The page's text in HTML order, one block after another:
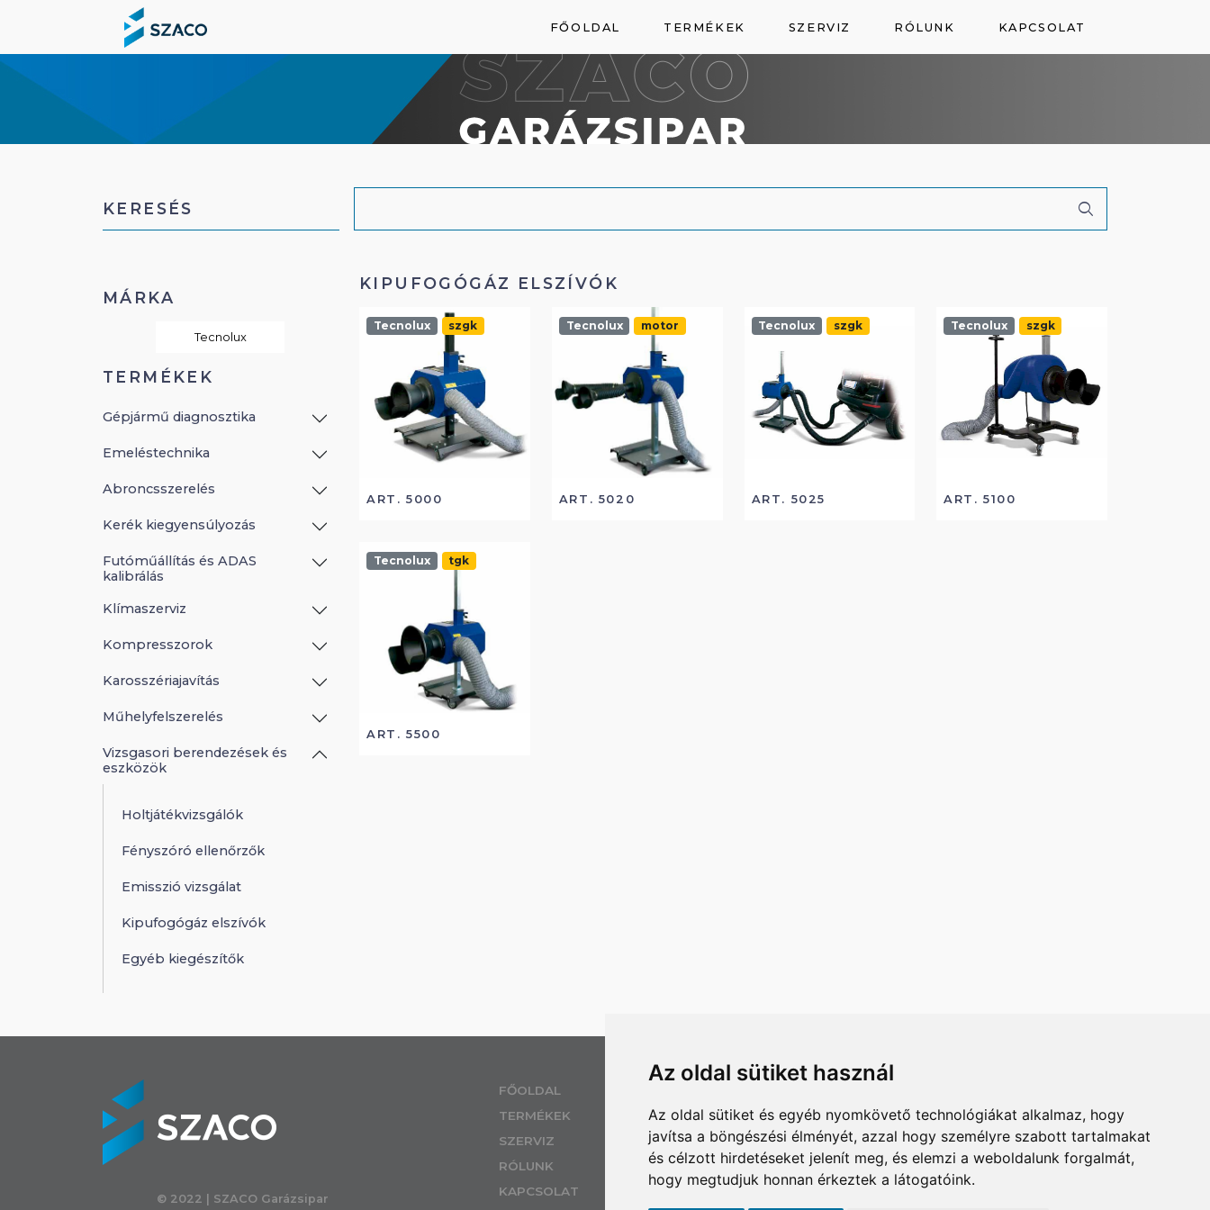
Az oldal sütiket használ
Az oldal sütiket és egyéb nyomkövető technológiákat alkalmaz, hogy
javítsa a böngészési élményét, azzal hogy személyre szabott tartalmakat
és célzott hirdetéseket jelenít meg, és elemzi a weboldalunk forgalmát,
hogy megtudjuk honnan érkeztek a látogatóink.
FŐOLDAL TERMÉKEK SZERVIZ RÓLUNK KAPCSOLAT
KERESÉS
MÁRKA
Tecnolux
TERMÉKEK
Gépjármű diagnosztika
Emeléstechnika
Abroncsszerelés
Kerék kiegyensúlyozás
Futóműállítás és ADAS
kalibrálás
Klímaszerviz
Kompresszorok
Karosszériajavítás
Műhelyfelszerelés
Vizsgasori berendezések és
eszközök
Holtjátékvizsgálók
Fényszóró ellenőrzők
Emisszió vizsgálat
Kipufogógáz elszívók
Egyéb kiegészítők
KIPUFOGÓGÁZ ELSZÍVÓK
Tecnolux szgk
ART. 5000
Tecnolux motor
ART. 5020
Tecnolux szgk
ART. 5025
Tecnolux szgk
ART. 5100
Tecnolux tgk
ART. 5500
© 2022 | SZACO Garázsipar
FŐOLDAL
TERMÉKEK
SZERVIZ
RÓLUNK
KAPCSOLAT
SZA-CO KFT.
H 6000 KECSKEMÉT
IZZÓ UTCA 2.
+36 30 525 3802